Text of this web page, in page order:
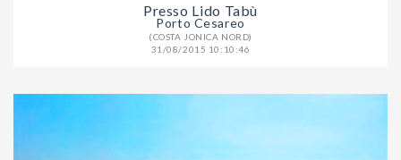
Presso Lido Tabù
Porto Cesareo
(COSTA JONICA NORD)
31/08/2015 10:10:46